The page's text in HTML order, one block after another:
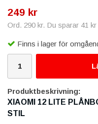
249 kr
Ord. 290 kr. Du sparar 41 kr
Finns i lager för
Produktbeskrivning:
XIAOMI 12 LITE
STIL